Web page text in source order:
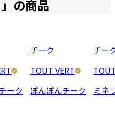
」の商品
ーク
チーク
TOUT VERT
ぽんぽんチーク
チー
ミネ